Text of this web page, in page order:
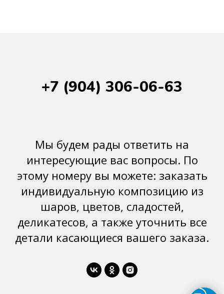
+7 (904) 306-06-63
Мы будем рады ответить на
интересующие вас вопросы. По
этому номеру вы можете: заказать
индивидуальную композицию из
шаров, цветов, сладостей,
деликатесов, а также уточнить все
детали касающиеся вашего заказа.